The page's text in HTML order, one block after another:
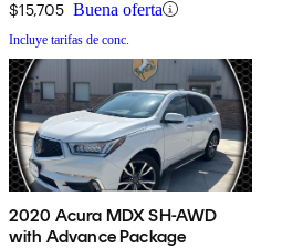
$15,705 Buena oferta
Incluye tarifas de conc.
2020 Acura MDX SH-AWD
with Advance Package